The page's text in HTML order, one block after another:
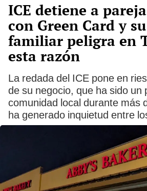
ICE detiene a
con Green Card y
familiar peligra en
esta razón
La redada del ICE pone en
de su negocio, que ha sido un
comunidad local durante más
ha generado inquietud entre